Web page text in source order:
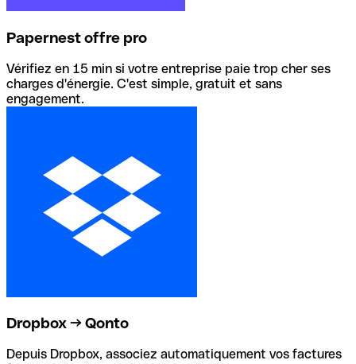
Papernest offre pro
Vérifiez en 15 min si votre entreprise paie trop cher ses
charges d'énergie. C'est simple, gratuit et sans
engagement.
Dropbox → Qonto
Depuis Dropbox, associez automatiquement vos factures